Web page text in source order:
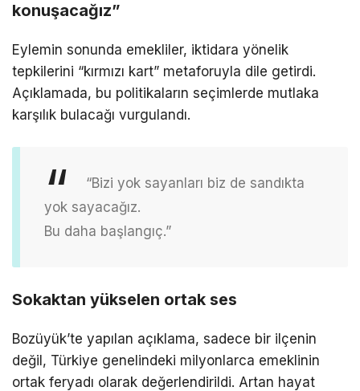
konuşacağız”
Eylemin sonunda emekliler, iktidara yönelik
tepkilerini “kırmızı kart” metaforuyla dile getirdi.
Açıklamada, bu politikaların seçimlerde mutlaka
karşılık bulacağı vurgulandı.
“Bizi yok sayanları biz de sandıkta
yok sayacağız.
Bu daha başlangıç.”
Sokaktan yükselen ortak ses
Bozüyük’te yapılan açıklama, sadece bir ilçenin
değil, Türkiye genelindeki milyonlarca emeklinin
ortak feryadı olarak değerlendirildi. Artan hayat